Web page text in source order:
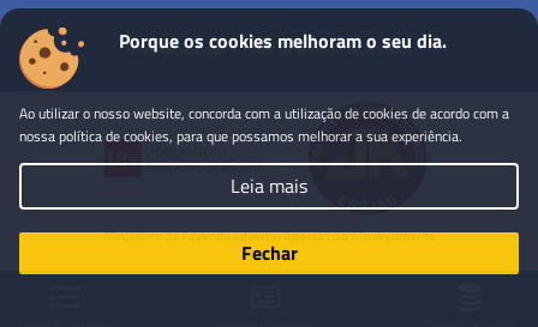
Sites de apostas - Todos os direitos reservados
Porque os cookies melhoram o seu dia.
Ao utilizar o nosso website, concorda com a utilização de cookies de acordo com a
nossa política de cookies, para que possamos melhorar a sua experiência.
Leia mais
Fechar
Ministério da Fazenda adverte: Aposta não é investimento